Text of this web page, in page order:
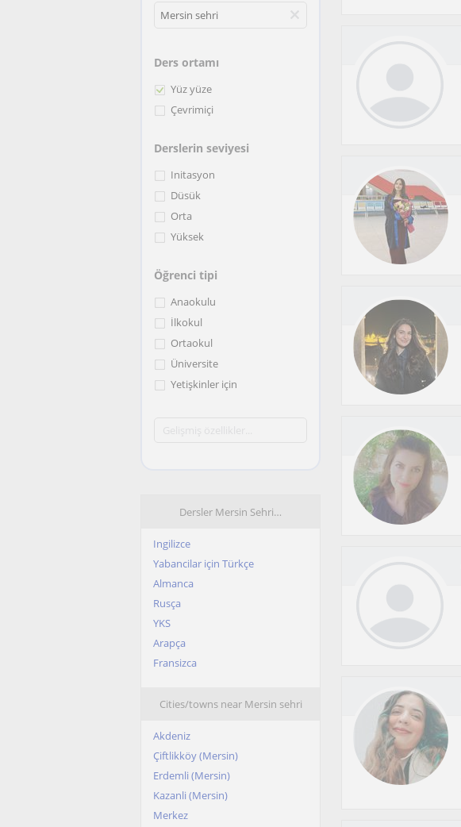
Ders ortamı
Yüz yüze
Çevrimiçi
Derslerin seviyesi
Initasyon
Düsük
Orta
Yüksek
Öğrenci tipi
Anaokulu
İlkokul
Ortaokul
Üniversite
Yetişkinler için
Dersler Mersin Sehri…
Ingilizce
Yabancilar için Türkçe
Almanca
Rusça
YKS
Arapça
Fransizca
Cities/towns near Mersin sehri
Akdeniz
Çiftlikköy (Mersin)
Erdemli (Mersin)
Kazanli (Mersin)
Merkez